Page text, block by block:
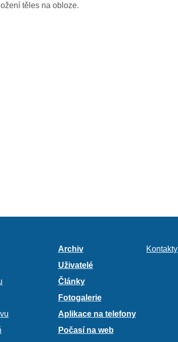
těles na obloze.
Archiv
Uživatelé
Články
Fotogalerie
Aplikace na telefony
Počasí na web
Kontakty